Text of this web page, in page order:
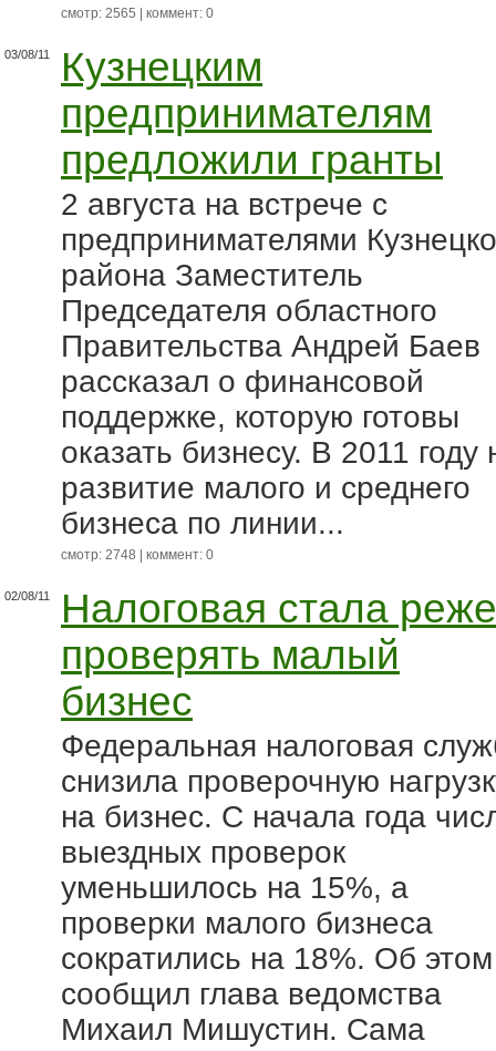
смотр: 2565 | коммент: 0
03/08/11
Кузнецким
предпринимателям
предложили гранты
2 августа на встрече с
предпринимателями
района Заместитель
Председателя областного
Правительства Андрей Баев
рассказал о финансовой
поддержке, которую готовы
оказать бизнесу. В 2011 году
развитие малого и среднего
бизнеса по линии...
смотр: 2748 | коммент: 0
02/08/11
Налоговая стала реже
проверять малый
бизнес
Федеральная налоговая
снизила проверочную
на бизнес. С начала года
выездных проверок
уменьшилось на 15%, а
проверки малого бизнеса
сократились на 18%. Об этом
сообщил глава ведомства
Михаил Мишустин. Сама